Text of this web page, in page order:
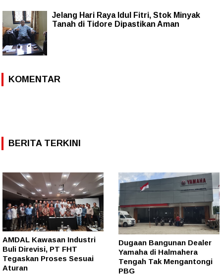
Jelang Hari Raya Idul Fitri, Stok Minyak
Tanah di Tidore Dipastikan Aman
KOMENTAR
BERITA TERKINI
AMDAL Kawasan Industri
Buli Direvisi, PT FHT
Tegaskan Proses Sesuai
Aturan
Dugaan Bangunan Dealer
Yamaha di Halmahera
Tengah Tak Mengantongi
PBG